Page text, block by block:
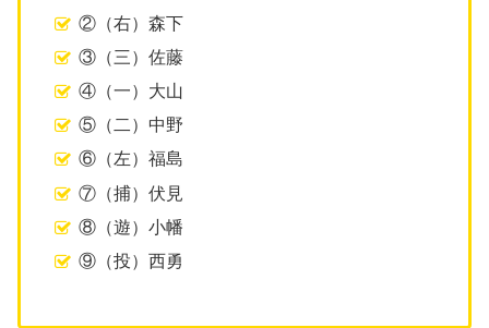
②（右）森下
③（三）佐藤
④（一）大山
⑤（二）中野
⑥（左）福島
⑦（捕）伏見
⑧（遊）小幡
⑨（投）西勇